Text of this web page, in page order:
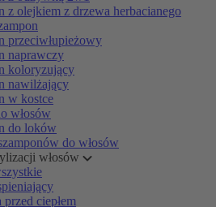
z olejkiem z drzewa herbacianego
przeciwłupieżowy
naprawczy
koloryzujący
nawilżający
w kostce
włosów
do loków
do włosów
włosów
ciepłem